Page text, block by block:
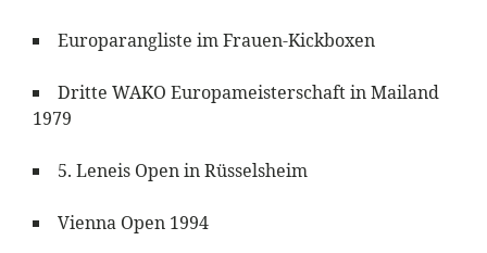
Europarangliste im Frauen-Kickboxen
Dritte WAKO Europameisterschaft in Mailand
1979
5. Leneis Open in Rüsselsheim
Vienna Open 1994